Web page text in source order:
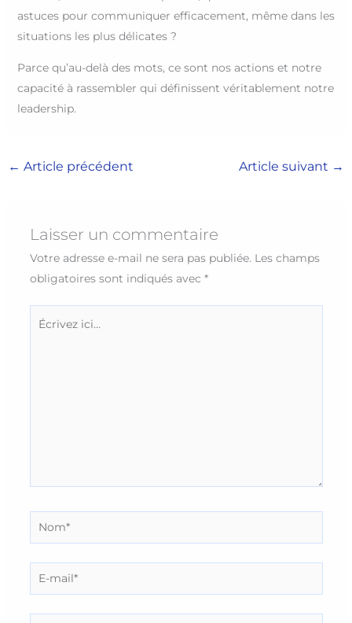
astuces pour communiquer efficacement, même dans les
situations les plus délicates ?
Parce qu’au-delà des mots, ce sont nos actions et notre
capacité à rassembler qui définissent véritablement notre
leadership.
← Article précédent Article suivant →
Laisser un commentaire
Votre adresse e-mail ne sera pas publiée. Les champs
obligatoires sont indiqués avec *
Écrivez
Nom*
E-
mail*